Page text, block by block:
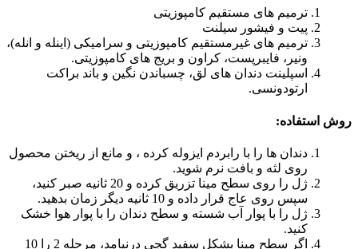
ترمیم های مستقیم کامپوزیتی
پیت و فیشور سیلنت
ترمیم های غیرمستقیم کامپوزیتی و سرامیکی (اینله و انله)،
ونیر، فایبرپست، کراون و بریج های کامپوزیتی.
اسپلینت دندان های لق، چسباندن نگین و باند براکت
ارتودونسی.
روش استفاده:
دندان ها را با رابردم ایزوله کرده ، و مانع از ریختن محصول
روی لثه و بافت نرم شوید.
ژل را روی سطح مینا تزریق کرده و 20 ثانیه صبر کنید،
سپس روی عاج قرار داده و 10 ثانیه دیگر زمان بدهید.
ژل را با پوار آب شسته و سطح دندان را با پوار هوا خشک
کنید.
اگر سطح مینا بشکل سفید گچی درنیامد، مرحله 2 را 10